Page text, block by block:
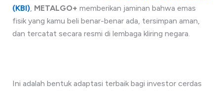
(KBI), METALGO+ memberikan jaminan bahwa emas
fisik yang kamu beli benar-benar ada, tersimpan aman,
dan tercatat secara resmi di lembaga kliring negara.
Ini adalah bentuk adaptasi terbaik bagi investor cerdas